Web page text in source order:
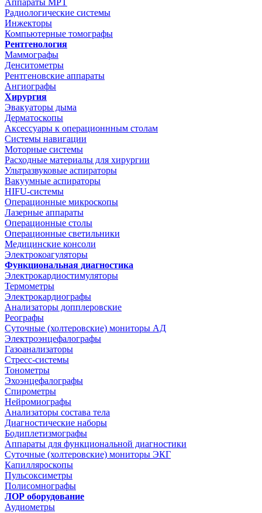
Аппараты МРТ
Радиологические системы
Инжекторы
Компьютерные томографы
Рентгенология
Маммографы
Денситометры
Рентгеновские аппараты
Ангиографы
Хирургия
Эвакуаторы дыма
Дерматоскопы
Аксессуары к операционнным столам
Системы навигации
Моторные системы
Расходные материалы для хирургии
Ультразвуковые аспираторы
Вакуумные аспираторы
HIFU-системы
Операционные микроскопы
Лазерные аппараты
Операционные столы
Операционные светильники
Медицинские консоли
Электрокоагуляторы
Функциональная диагностика
Электрокардиостимуляторы
Термометры
Электрокардиографы
Анализаторы допплеровские
Реографы
Суточные (холтеровские) мониторы АД
Электроэнцефалографы
Газоанализаторы
Стресс-системы
Тонометры
Эхоэнцефалографы
Спирометры
Нейромиографы
Анализаторы состава тела
Диагностические наборы
Бодиплетизмографы
Аппараты для функциональной диагностики
Суточные (холтеровские) мониторы ЭКГ
Капилляроскопы
Пульсоксиметры
Полисомнографы
ЛОР оборудование
Аудиометры